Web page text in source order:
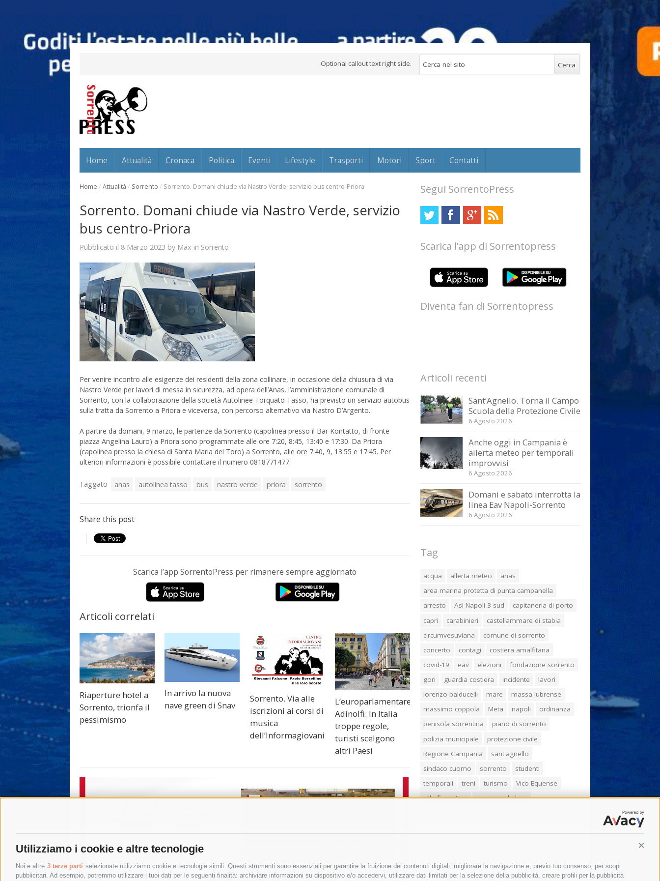
Utilizziamo i cookie e altre tecnologie
Noi e altre 3 terze parti selezionate utilizziamo cookie e tecnologie simili. Questi strumenti sono essenziali per garantire la fruizione dei contenuti digitali, migliorare la navigazione e, previo tuo consenso, per scopi
pubblicitari. Ad esempio, potremmo utilizzare i tuoi dati per le seguenti finalità: archiviare informazioni su dispositivo e/o accedervi, utilizzare dati limitati per la selezione della pubblicità, creare profili per la pubblicità
Optional callout text right side.
Home Attualità Cronaca Politica Eventi Lifestyle Trasporti Motori Sport Contatti
Home / Attualità / Sorrento / Sorrento. Domani chiude via Nastro Verde, servizio bus centro-Priora
Sorrento. Domani chiude via Nastro Verde, servizio
bus centro-Priora
Pubblicato il 8 Marzo 2023 by Max in Sorrento
Per venire incontro alle esigenze dei residenti della zona collinare, in occasione della chiusura di via
Nastro Verde per lavori di messa in sicurezza, ad opera dell’Anas, l’amministrazione comunale di
Sorrento, con la collaborazione della società Autolinee Torquato Tasso, ha previsto un servizio autobus
sulla tratta da Sorrento a Priora e viceversa, con percorso alternativo via Nastro D’Argento.
A partire da domani, 9 marzo, le partenze da Sorrento (capolinea presso il Bar Kontatto, di fronte
piazza Angelina Lauro) a Priora sono programmate alle ore 7:20, 8:45, 13:40 e 17:30. Da Priora
(capolinea presso la chiesa di Santa Maria del Toro) a Sorrento, alle ore 7:40, 9, 13:55 e 17:45. Per
ulteriori informazioni è possibile contattare il numero 0818771477.
Taggato anas autolinea tasso bus nastro verde priora sorrento
Share this post
Scarica l’app SorrentoPress per rimanere sempre aggiornato
Articoli correlati
Riaperture hotel a
Sorrento, trionfa il
pessimismo
In arrivo la nuova
nave green di Snav
Sorrento. Via alle
iscrizioni ai corsi di
musica
dell’Informagiovani
L’europarlamentare
Adinolfi: In Italia
troppe regole,
turisti scelgono
altri Paesi
Segui SorrentoPress
Scarica l’app di Sorrentopress
Diventa fan di Sorrentopress
Articoli recenti
Sant’Agnello. Torna il Campo
Scuola della Protezione Civile
6 Agosto 2026
Anche oggi in Campania è
allerta meteo per temporali
improvvisi
6 Agosto 2026
Domani e sabato interrotta la
linea Eav Napoli-Sorrento
6 Agosto 2026
Tag
acqua allerta meteo
anas
area marina protetta di punta campanella
arresto
Asl Napoli 3 sud
capitaneria di porto
capri
carabinieri
castellammare di stabia
circumvesuviana
comune di sorrento
concerto
contagi
costiera amalfitana
covid-19
eav elezioni
fondazione sorrento
gori
guardia costiera incidente
lavori
lorenzo balducelli
mare
massa lubrense
massimo coppola
Meta napoli
ordinanza
penisola sorrentina
piano di sorrento
polizia municipale
protezione civile
Regione Campania
sant'agnello
sindaco cuomo
sorrento
studenti
temporali
treni turismo
Vico Equense
villa fiorentino
vincenzo de luca